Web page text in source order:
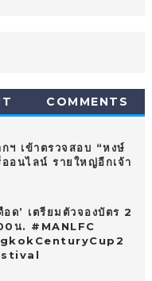
COMMENTS
ฯ เข้าตรวจสอบ “หงษ์
อนไลน์ รายใหญ่อีกเจ้า
ด’ เตรียมตัวจองบัตร 2
น. #MANLFC